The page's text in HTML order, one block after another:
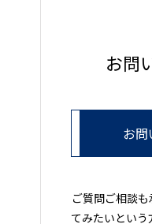
お問
お
ご質問ご相談
てみたいとい